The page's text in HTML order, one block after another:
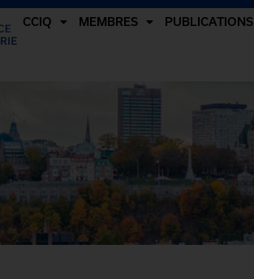
CCIQ MEMBRES PUBLICATIONS